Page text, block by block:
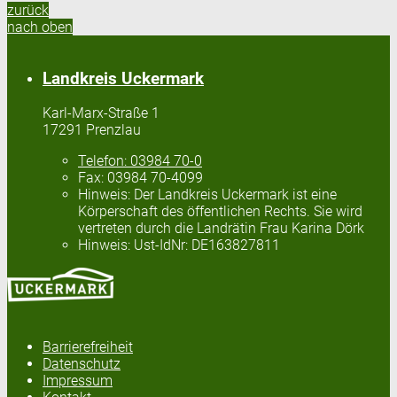
zurück
nach oben
Landkreis Uckermark
Karl-Marx-Straße 1
17291 Prenzlau
Telefon: 03984 70-0
Fax: 03984 70-4099
Hinweis: Der Landkreis Uckermark ist eine
Körperschaft des öffentlichen Rechts. Sie wird
vertreten durch die Landrätin Frau Karina Dörk
Hinweis: Ust-IdNr: DE163827811
Barrierefreiheit
Datenschutz
Impressum